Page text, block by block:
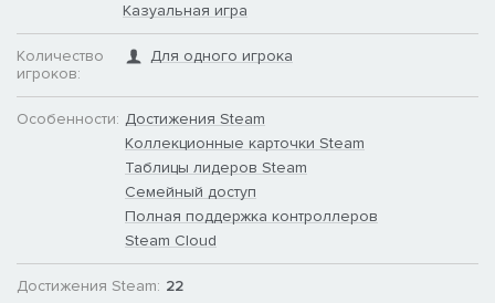
Казуальная игра
Количество
игроков:
Для одного игрока
Особенности: Достижения Steam
Коллекционные карточки Steam
Таблицы лидеров Steam
Семейный доступ
Полная поддержка контроллеров
Steam Cloud
Достижения Steam: 22